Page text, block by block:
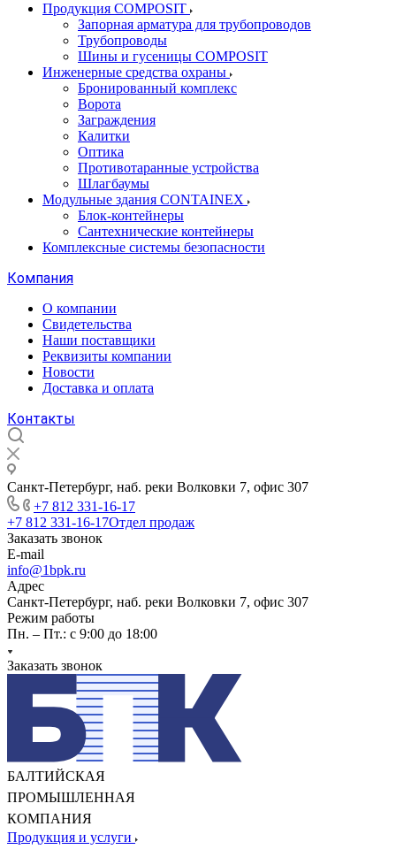
Продукция COMPOSIT
Запорная арматура для трубопроводов
Трубопроводы
Шины и гусеницы COMPOSIT
Инженерные средства охраны
Бронированный комплекс
Ворота
Заграждения
Калитки
Оптика
Противотаранные устройства
Шлагбаумы
Модульные здания CONTAINEX
Блок-контейнеры
Сантехнические контейнеры
Комплексные системы безопасности
Компания
О компании
Свидетельства
Наши поставщики
Реквизиты компании
Новости
Доставка и оплата
Контакты
Санкт-Петербург, наб. реки Волковки 7, офис 307
+7 812 331-16-17
+7 812 331-16-17Отдел продаж
Заказать звонок
E-mail
info@1bpk.ru
Адрес
Санкт-Петербург, наб. реки Волковки 7, офис 307
Режим работы
Пн. – Пт.: с 9:00 до 18:00
Заказать звонок
БАЛТИЙСКАЯ
ПРОМЫШЛЕННАЯ
КОМПАНИЯ
Продукция и услуги